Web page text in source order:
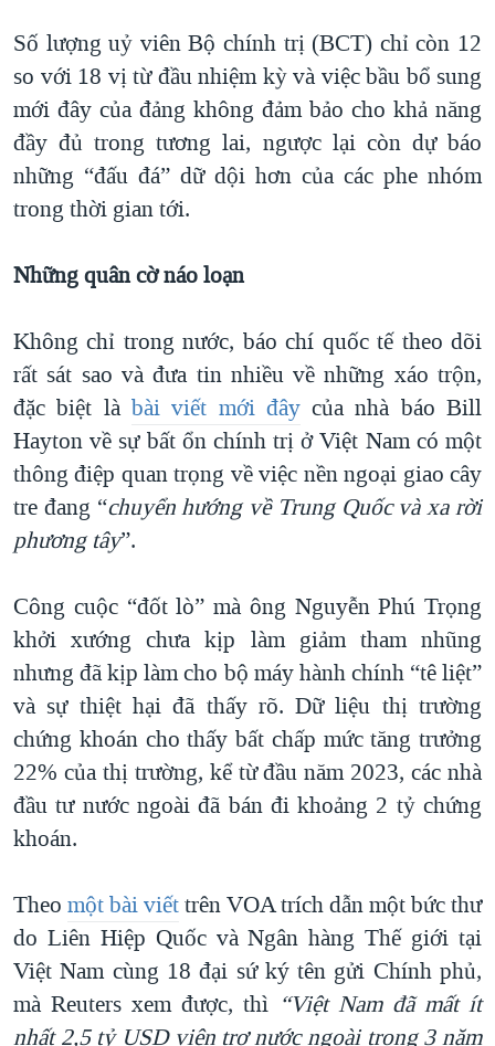
Số lượng uỷ viên Bộ chính trị (BCT) chỉ còn 12
so với 18 vị từ đầu nhiệm kỳ và việc bầu bổ sung
mới đây của đảng không đảm bảo cho khả năng
đầy đủ trong tương lai, ngược lại còn dự báo
những “đấu đá” dữ dội hơn của các phe nhóm
trong thời gian tới.
Những quân cờ náo loạn
Không chỉ trong nước, báo chí quốc tế theo dõi
rất sát sao và đưa tin nhiều về những xáo trộn,
đặc biệt là bài viết mới đâycủa nhà báo Bill
Hayton về sự bất ổn chính trị ở Việt Nam có một
thông điệp quan trọng về việc nền ngoại giao cây
tre đang “chuyển hướng về Trung Quốc và xa rời
phương tây”.
Công cuộc “đốt lò” mà ông Nguyễn Phú Trọng
khởi xướng chưa kịp làm giảm tham nhũng
nhưng đã kịp làm cho bộ máy hành chính “tê liệt”
và sự thiệt hại đã thấy rõ. Dữ liệu thị trường
chứng khoán cho thấy bất chấp mức tăng trưởng
22% của thị trường, kể từ đầu năm 2023, các nhà
đầu tư nước ngoài đã bán đi khoảng 2 tỷ chứng
khoán.
Theo một bài viếttrên VOA trích dẫn một bức thư
do Liên Hiệp Quốc và Ngân hàng Thế giới tại
Việt Nam cùng 18 đại sứ ký tên gửi Chính phủ,
mà Reuters xem được, thì “Việt Nam đã mất ít
nhất 2,5 tỷ USD viện trợ nước ngoài trong 3 năm